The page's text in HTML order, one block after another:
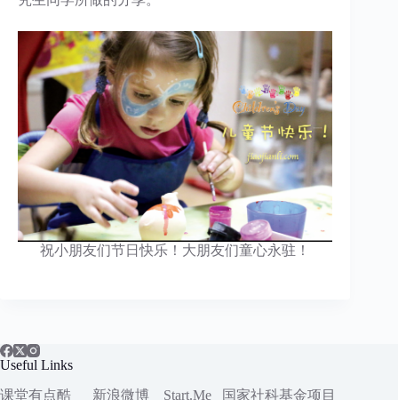
祝小朋友们节日快乐！大朋友们童心永驻！
Useful Links
课堂有点酷
新浪微博 Start.Me 国家社科基金项目